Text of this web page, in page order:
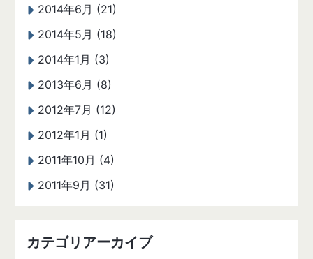
2014年6月 (21)
2014年5月 (18)
2014年1月 (3)
2013年6月 (8)
2012年7月 (12)
2012年1月 (1)
2011年10月 (4)
2011年9月 (31)
カテゴリアーカイブ